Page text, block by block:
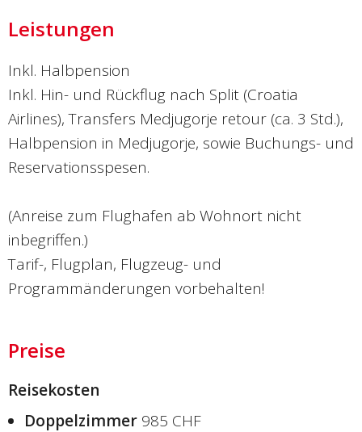
Leistungen
Inkl. Halbpension
Inkl. Hin- und Rückflug nach Split (Croatia
Airlines), Transfers Medjugorje retour (ca. 3 Std.),
Halbpension in Medjugorje, sowie Buchungs- und
Reservationsspesen.
(Anreise zum Flughafen ab Wohnort nicht
inbegriffen.)
Tarif-, Flugplan, Flugzeug- und
Programmänderungen vorbehalten!
Preise
Reisekosten
Doppelzimmer 985 CHF